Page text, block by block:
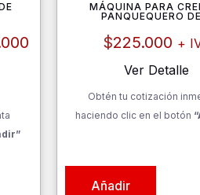
precio
$1.224.000.
MÁQUINA PARA
PANQUEQUERO
$225.000 +
Ver Detalle
Obtén tu cotización
haciendo clic en el botón
Añadir